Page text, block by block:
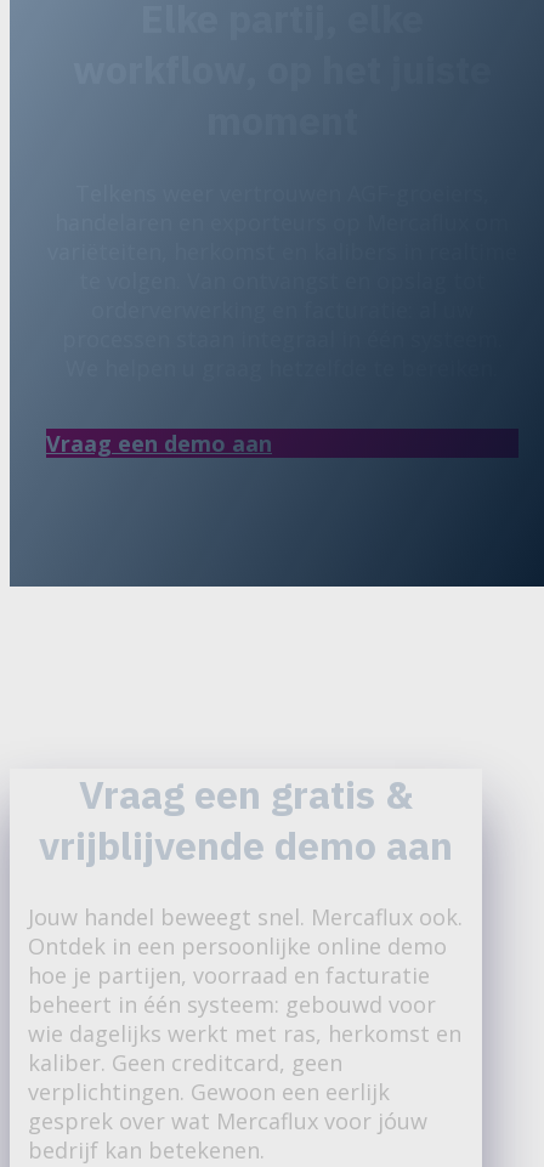
Vraag een demo aan
Vraag een gratis &
vrijblijvende demo aan
Jouw handel beweegt snel. Mercaflux ook.
Ontdek in een persoonlijke online demo
hoe je partijen, voorraad en facturatie
beheert in één systeem: gebouwd voor
wie dagelijks werkt met ras, herkomst en
kaliber. Geen creditcard, geen
verplichtingen. Gewoon een eerlijk
gesprek over wat Mercaflux voor jóuw
bedrijf kan betekenen.